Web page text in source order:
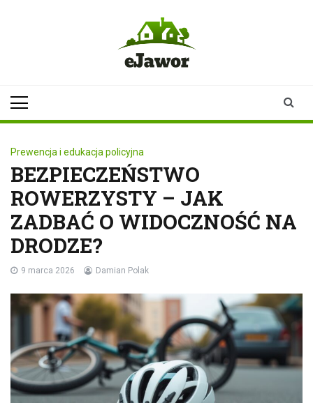
Prewencja i edukacja policyjna
BEZPIECZEŃSTWO
ROWERZYSTY – JAK
ZADBAĆ O WIDOCZNOŚĆ NA
DRODZE?
9 marca 2026 Damian Polak